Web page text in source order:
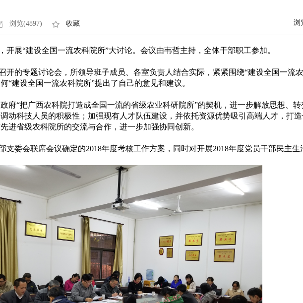
浏览(4897) 收藏 浏
展“建设全国一流农科院所”大讨论。会议由韦哲主持，全体干部职工参加。
的专题讨论会，所领导班子成员、各室负责人结合实际，紧紧围绕“建设全国一流
建设全国一流农科院所”提出了自己的意见和建议。
“把广西农科院打造成全国一流的省级农业科研院所”的契机，进一步解放思想、
动科技人员的积极性；加强现有人才队伍建设，并依托资源优势吸引高端人才，打
进省级农科院所的交流与合作，进一步加强协同创新。
会联席会议确定的2018年度考核工作方案，同时对开展2018年度党员干部民主生